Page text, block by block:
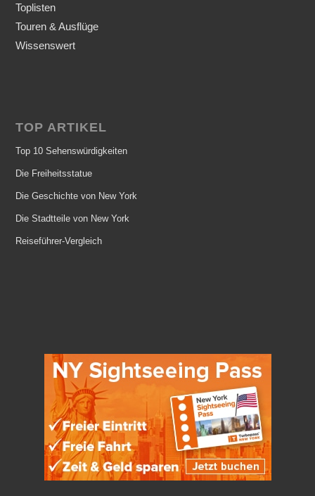
Toplisten
Touren & Ausflüge
Wissenswert
TOP ARTIKEL
Top 10 Sehenswürdigkeiten
Die Freiheitsstatue
Die Geschichte von New York
Die Stadtteile von New York
Reiseführer-Vergleich